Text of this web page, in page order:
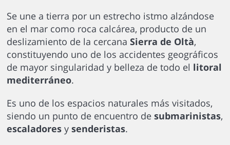
Se une a tierra por un estrecho istmo alzándose
en el mar como roca calcárea, producto de un
deslizamiento de la cercana Sierra de Oltà,
constituyendo uno de los accidentes geográficos
de mayor singularidad y belleza de todo el litoral
mediterráneo.
Es uno de los espacios naturales más visitados,
siendo un punto de encuentro de submarinistas,
escaladores y senderistas.